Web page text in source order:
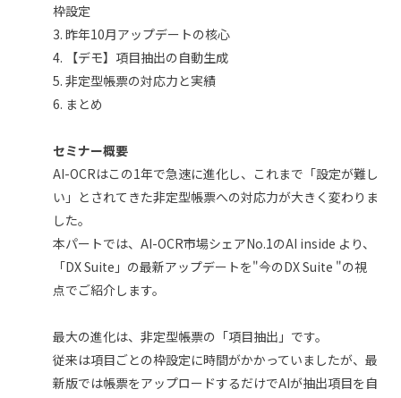
枠設定
3. 昨年10月アップデートの核心
4. 【デモ】項目抽出の自動生成
5. 非定型帳票の対応力と実績
6. まとめ
セミナー概要
AI-OCRはこの1年で急速に進化し、これまで「設定が難し
い」とされてきた非定型帳票への対応力が大きく変わりま
した。
本パートでは、AI-OCR市場シェアNo.1のAI inside より、
「DX Suite」の最新アップデートを"今のDX Suite "の視
点でご紹介します。
最大の進化は、非定型帳票の「項目抽出」です。
従来は項目ごとの枠設定に時間がかかっていましたが、最
新版では帳票をアップロードするだけでAIが抽出項目を自